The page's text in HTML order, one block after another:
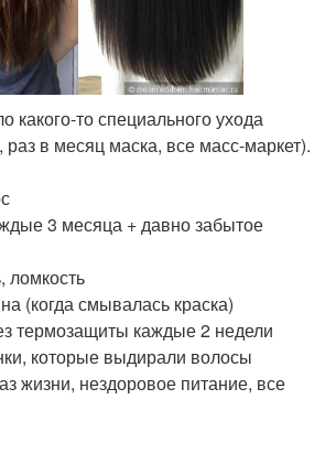
какого-то специального ухода
в месяц маска, все масс-маркет).
3 месяца + давно забытое
ломкость
(когда смывалась краска)
термозащиты каждые 2 недели
которые выдирали волосы
жизни, нездоровое питание, все